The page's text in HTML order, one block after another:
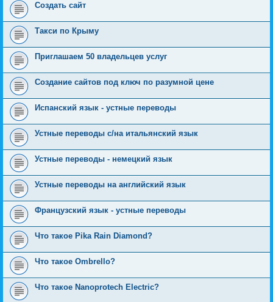
Создать сайт
Такси по Крыму
Приглашаем 50 владельцев услуг
Создание сайтов под ключ по разумной цене
Испанский язык - устные переводы
Устные переводы с/на итальянский язык
Устные переводы - немецкий язык
Устные переводы на английский язык
Французский язык - устные переводы
Что такое Pika Rain Diamond?
Что такое Ombrello?
Что такое Nanoprotech Electric?